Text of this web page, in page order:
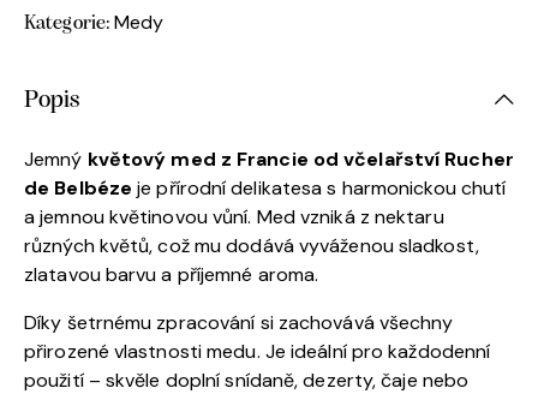
Kategorie: Medy
Popis
Jemný květový med z Francie od včelařství Rucher
de Belbéze je přírodní delikatesa s harmonickou chutí
a jemnou květinovou vůní. Med vzniká z nektaru
různých květů, což mu dodává vyváženou sladkost,
zlatavou barvu a příjemné aroma.
Díky šetrnému zpracování si zachovává všechny
přirozené vlastnosti medu. Je ideální pro každodenní
použití – skvěle doplní snídaně, dezerty, čaje nebo